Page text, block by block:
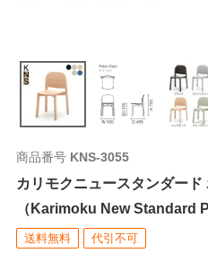
商品番号 KNS-3055
カリモクニュースタンダード
（Karimoku New Standard
送料無料 代引不可